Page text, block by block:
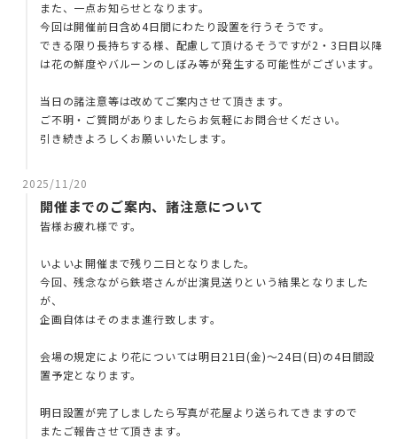
また、一点お知らせとなります。
今回は開催前日含め4日間にわたり設置を行うそうです。
できる限り長持ちする様、配慮して頂けるそうですが2・3日目以降
は花の鮮度やバルーンのしぼみ等が発生する可能性がございます。
当日の諸注意等は改めてご案内させて頂きます。
ご不明・ご質問がありましたらお気軽にお問合せください。
引き続きよろしくお願いいたします。
2025/11/20
開催までのご案内、諸注意について
皆様お疲れ様です。
いよいよ開催まで残り二日となりました。
今回、残念ながら鉄塔さんが出演見送りという結果となりました
が、
企画自体はそのまま進行致します。
会場の規定により花については明日21日(金)～24日(日)の4日間設
置予定となります。
明日設置が完了しましたら写真が花屋より送られてきますので
またご報告させて頂きます。